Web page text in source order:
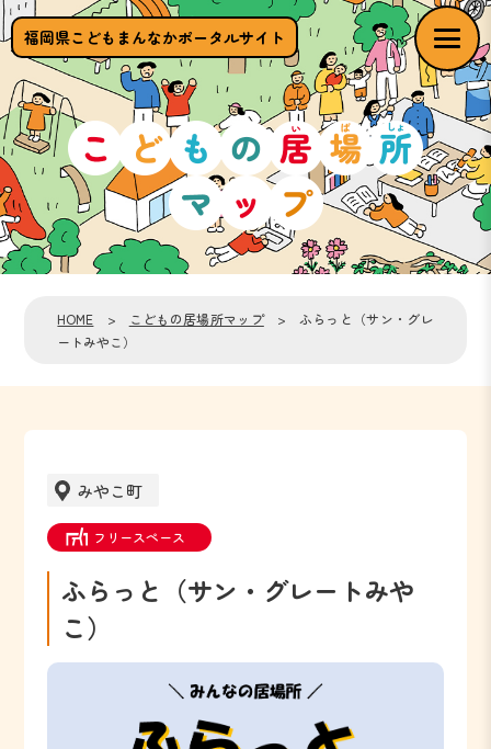
福岡県こどもまんなかポータルサイト
HOME > こどもの居場所マップ> ふらっと（サン・グレ
ートみやこ）
みやこ町
フリースペース
ふらっと（サン・グレートみや
こ）